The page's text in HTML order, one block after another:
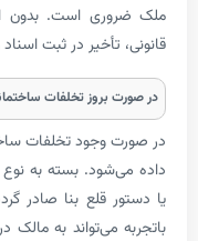
است. بدون این گواهی،
تأخیر در ثبت اسناد و کاهش
تخلفات ساختمانی، چه
تخلفات ساختمانی،
بسته به نوع تخلف،
قلع بنا صادر گردد. در
می‌تواند به مالک در دفاع از